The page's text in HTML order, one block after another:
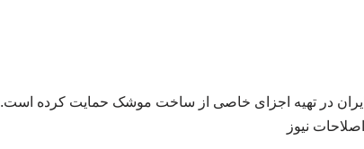
ایران در تهیه اجزای خاصی از ساخت موشک حمایت کرده است.
نیوز